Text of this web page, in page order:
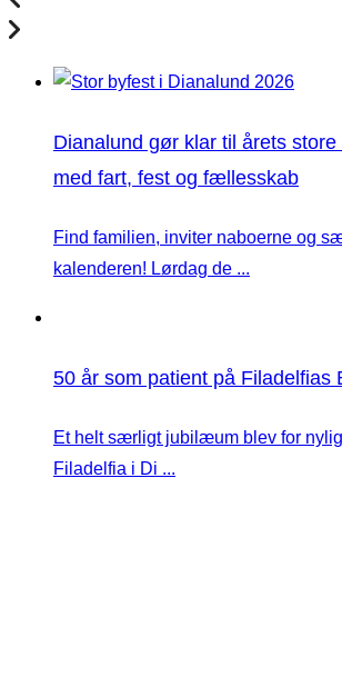
Dianalund gør klar til årets
med fart, fest og fællesskab
Find familien, inviter naboerne og
kalenderen! Lørdag de ...
50 år som patient på Filadelfias
Et helt særligt jubilæum blev for
Filadelfia i Di ...